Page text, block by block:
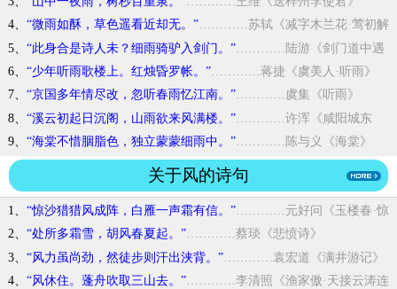
4、 “微雨如酥，草色遥看近却无。”…………苏轼《减字木兰花·莺初解
语》
5、 “此身合是诗人未？细雨骑驴入剑门。”…………陆游《剑门道中遇
微雨》
6、 “少年听雨歌楼上。红烛昏罗帐。”…………蒋捷《虞美人·听雨》
7、 “京国多年情尽改，忽听春雨忆江南。”…………虞集《听雨》
8、 “溪云初起日沉阁，山雨欲来风满楼。”…………许浑《咸阳城东
楼》
9、 “海棠不惜胭脂色，独立蒙蒙细雨中。”…………陈与义《海棠》
关于风的诗句
1、 “惊沙猎猎风成阵，白雁一声霜有信。”…………元好问《玉楼春·惊
沙猎猎风成阵》
2、 “处所多霜雪，胡风春夏起。”…………蔡琰《悲愤诗》
3、 “风力虽尚劲，然徒步则汗出浃背。”…………袁宏道《满井游记》
4、 “风休住。蓬舟吹取三山去。”…………李清照《渔家傲·天接云涛连